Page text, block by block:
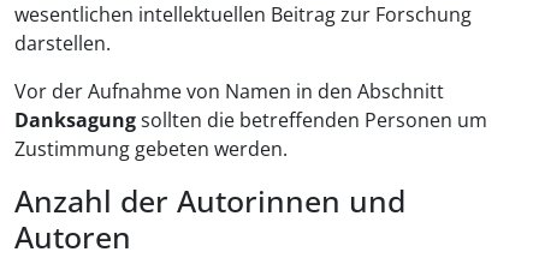
wesentlichen intellektuellen Beitrag zur Forschung
darstellen.
Vor der Aufnahme von Namen in den Abschnitt
Danksagungsollten die betreffenden Personen um
Zustimmung gebeten werden.
Anzahl der Autorinnen und
Autoren